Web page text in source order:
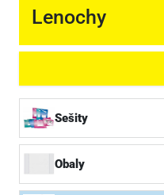
Lenochy
Sešity
Obaly